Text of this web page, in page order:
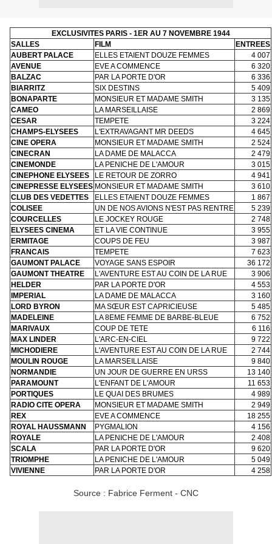
EXCLUSIVITES PARIS - 1ER AU 7 NOVEMBRE 1944
SALLES
FILM
ENTREES
AUBERT PALACE
ELLES ETAIENT DOUZE FEMMES
4 007
AVENUE
EVE A COMMENCE
6 320
BALZAC
PAR LA PORTE D'OR
6 336
BIARRITZ
SIX DESTINS
5 409
BONAPARTE
MONSIEUR ET MADAME SMITH
3 135
CAMEO
LA MARSEILLAISE
2 869
CESAR
TEMPETE
3 224
CHAMPS-ELYSEES
L'EXTRAVAGANT MR DEEDS
4 645
CINE OPERA
MONSIEUR ET MADAME SMITH
2 524
CINECRAN
LA DAME DE MALACCA
2 479
CINEMONDE
LA PENICHE DE L'AMOUR
3 015
CINEPHONE ELYSEES
LE RETOUR DE ZORRO
4 941
CINEPRESSE ELYSEES MONSIEUR ET MADAME SMITH
3 610
CLUB DES VEDETTES
ELLES ETAIENT DOUZE FEMMES
1 867
COLISEE
UN DE NOS AVIONS N'EST PAS RENTRE
5 239
COURCELLES
LE JOCKEY ROUGE
2 748
ELYSEES CINEMA
ET LA VIE CONTINUE
3 955
ERMITAGE
COUPS DE FEU
3 987
FRANCAIS
TEMPETE
7 623
GAUMONT PALACE
VOYAGE SANS ESPOIR
36 172
GAUMONT THEATRE
L'AVENTURE EST AU COIN DE LA RUE
3 906
HELDER
PAR LA PORTE D'OR
4 553
IMPERIAL
LA DAME DE MALACCA
3 160
LORD BYRON
MA SŒUR EST CAPRICIEUSE
5 485
MADELEINE
LA 8EME FEMME DE BARBE-BLEUE
6 752
MARIVAUX
COUP DE TETE
6 116
MAX LINDER
L'ARC-EN-CIEL
9 722
MICHODIERE
L'AVENTURE EST AU COIN DE LA RUE
2 744
MOULIN ROUGE
LA MARSEILLAISE
9 840
NORMANDIE
UN JOUR DE GUERRE EN URSS
13 140
PARAMOUNT
L'ENFANT DE L'AMOUR
11 653
PORTIQUES
LE QUAI DES BRUMES
4 989
RADIO CITE OPERA
MONSIEUR ET MADAME SMITH
2 949
REX
EVE A COMMENCE
18 255
ROYAL HAUSSMANN
PYGMALION
4 156
ROYALE
LA PENICHE DE L'AMOUR
2 408
SCALA
PAR LA PORTE D'OR
9 620
TRIOMPHE
LA PENICHE DE L'AMOUR
5 049
VIVIENNE
PAR LA PORTE D'OR 4 258
Source : Fabrice Ferment - CNC